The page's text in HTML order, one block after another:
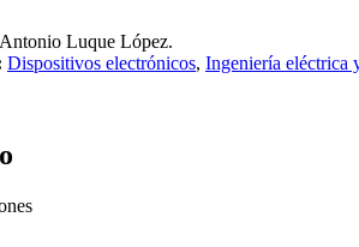
Antonio Luque López.
Dispositivos electrónicos, Ingeniería eléctrica